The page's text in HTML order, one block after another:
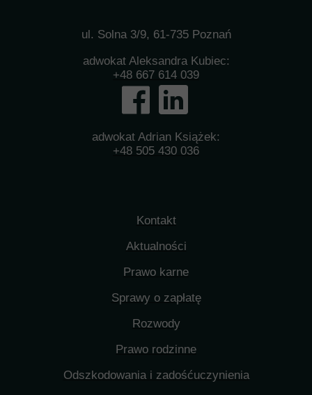
Kontakt
Aktualności
Prawo karne
Odszkodowania i zadośćuczynienia
Prawo rodzinne
Rozwody
Sprawy o zapłatę
adwokat Aleksandra Kubiec:
+48 667 614 039
ul. Solna 3/9, 61-735 Poznań
adwokat Adrian Książek:
+48 505 430 036